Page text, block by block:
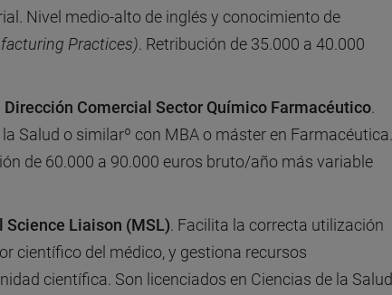
Nivel medio-alto de inglés y conocimiento de
Practices) . Retribución de 35.000 a 40.000
Dirección Comercial Sector Químico Farmacéutico.
Salud o similarº con MBA o máster en Farmacéutica.
de 60.000 a 90.000 euros bruto/año más variable
Science Liaison (MSL) . Facilita la correcta utilización
científico del médico, y gestiona recursos
científica. Son licenciados en Ciencias de la Salud